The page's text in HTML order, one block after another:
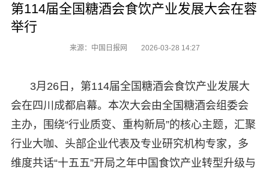
第114届全国糖酒会食饮产业发展大会在蓉
举行
来源：中国日报网 2026-03-28 14:27
3月26日，第114届全国糖酒会食饮产业发展大
会在四川成都启幕。本次大会由全国糖酒会组委会
主办，围绕“行业质变、重构新局”的核心主题，汇聚
行业大咖、头部企业代表及专业研究机构专家，多
维度共话“十五五”开局之年中国食饮产业转型升级与